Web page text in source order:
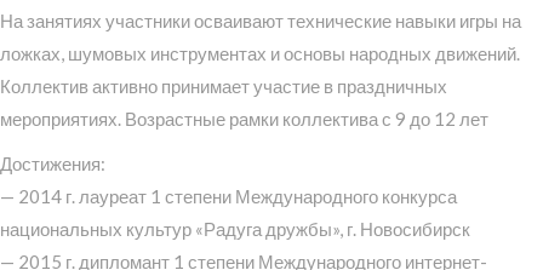
На занятиях участники осваивают технические навыки игры на
ложках, шумовых инструментах и основы народных движений.
Коллектив активно принимает участие в праздничных
мероприятиях. Возрастные рамки коллектива с 9 до 12 лет
Достижения:
— 2014 г. лауреат 1 степени Международного конкурса
национальных культур «Радуга дружбы», г. Новосибирск
— 2015 г. дипломант 1 степени Международного интернет-